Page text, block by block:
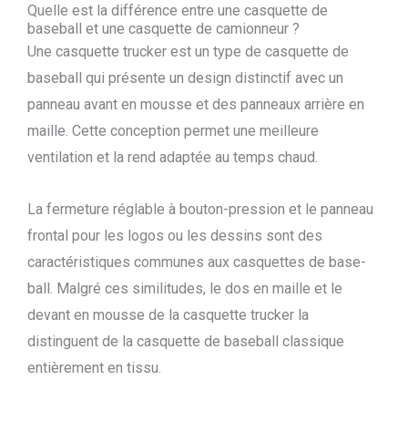
Quelle est la différence entre une casquette de
baseball et une casquette de camionneur ?
Une casquette trucker est un type de casquette de
baseball qui présente un design distinctif avec un
panneau avant en mousse et des panneaux arrière en
maille. Cette conception permet une meilleure
ventilation et la rend adaptée au temps chaud.
La fermeture réglable à bouton-pression et le panneau
frontal pour les logos ou les dessins sont des
caractéristiques communes aux casquettes de base-
ball. Malgré ces similitudes, le dos en maille et le
devant en mousse de la casquette trucker la
distinguent de la casquette de baseball classique
entièrement en tissu.